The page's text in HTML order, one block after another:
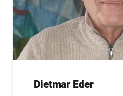
Dietmar Eder